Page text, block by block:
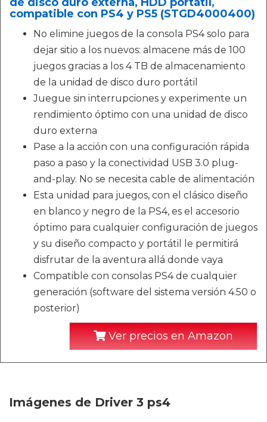
compatible con PS4 y PS5 (STGD4000400)
No elimine juegos de la consola PS4 solo para
dejar sitio a los nuevos: almacene más de 100
juegos gracias a los 4 TB de almacenamiento
de la unidad de disco duro portátil
Juegue sin interrupciones y experimente un
rendimiento óptimo con una unidad de disco
duro externa
Pase a la acción con una configuración rápida
paso a paso y la conectividad USB 3.0 plug-
and-play. No se necesita cable de alimentación
Esta unidad para juegos, con el clásico diseño
en blanco y negro de la PS4, es el accesorio
óptimo para cualquier configuración de juegos
y su diseño compacto y portátil le permitirá
disfrutar de la aventura allá donde vaya
Compatible con consolas PS4 de cualquier
generación (software del sistema versión 4.50 o
posterior)
Ver precios en Amazon
Imágenes de Driver 3 ps4